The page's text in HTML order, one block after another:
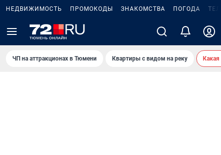
НЕДВИЖИМОСТЬ ПРОМОКОДЫ ЗНАКОМСТВА ПОГОДА
ЧП на аттракционах в Тюмени Квартиры с видом на реку